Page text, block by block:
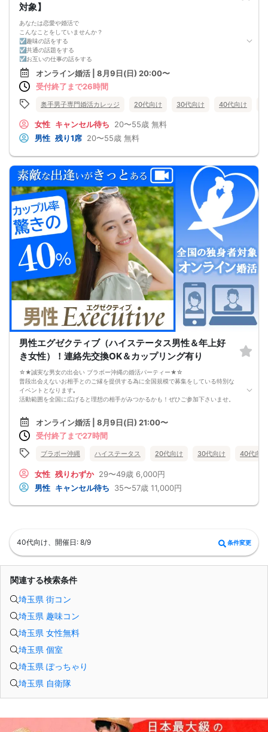
対象】
あなたは恋愛や婚活で
こんなことをしていませんか？
☑趣味の話をする
☑共通の話題をする
☑お互いの仕事の話をする
☑家族や将来について話をする
☑食事の話をする
☑好印象に思ってもらうために
☑経験を積むために出会いの数を増やす
奥手男子に合わない方法です。
なぜなら、趣味や共通の話題などをしても
それだけでは、女性は好きにはなってくれない。
次につなげようとすればするほど、
男性中心で考えていることが伝わり、
気づかないうちに「女性の信頼」を失ってしまう。
さらに、出会いの数を増やしても
気になる女性を目の前にすると、
「好印象に思われたい。嫌われたくない。」
という気持ちが強くなり、
どうしても当たり障りない会話してしまう。
その結果、彼女できるチャンスを
逃している奥手男子がめっちゃ多いからです。
でも、安心してください！
今年こそは彼女できて
一緒に美味しいものを食べに行ったり、
映画に行ったり、旅行に行けるように、
「奥手男子専用の恋愛婚活攻略」
を用意しています！
ぜひこの先を読み進めてみてください👇
※講師の急用以外はたとえ参加人数が1人でも
その人のために必ず実施します
※はじめてセミナーに参加する方も
ビデオオフでも参加OKにしているので
安心してください
オンライン婚活 | 8月9日(日) 20:00〜
受付終了まで26時間
奥手男子専門婚活カレッジ 20代向け 30代向け 40代向け
女性 キャンセル待ち 20〜55歳 無料
男性 残り1席 20〜55歳 無料
男性エグゼクティブ（ハイステータス男性＆年上好
き女性）！連絡先交換OK＆カップリング有り
☆★誠実な男女の出会い ブラボー沖縄の婚活パーティー★☆
普段出会えないお相手とのご縁を提供する為に全国規模で募集をしている特別な
イベントとなります｡
活動範囲を全国に広げると理想の相手がみつかるかも！ぜひご参加下さいませ。
【注意事項】
・全国各地に募集しております。お相手の居住地はご自身の居住地と異なる場合
がございます。
等をご準備下さい。
ご了承下さいませ。
・終了時刻は目安となります。正確な終了時刻はイベント開始時にスタッフより
ご案内いたします。
をご了承ください。
差し上げます。
オンライン婚活 | 8月9日(日) 21:00〜
受付終了まで27時間
ブラボー沖縄 ハイステータス 20代向け 30代向け 40代向け
女性 残りわずか 29〜49歳 6,000円
男性 キャンセル待ち 35〜57歳 11,000円
40代向け、開催日: 8/9 条件変更
関連する検索条件
埼玉県 街コン
埼玉県 趣味コン
埼玉県 女性無料
埼玉県 個室
埼玉県 ぽっちゃり
埼玉県 自衛隊